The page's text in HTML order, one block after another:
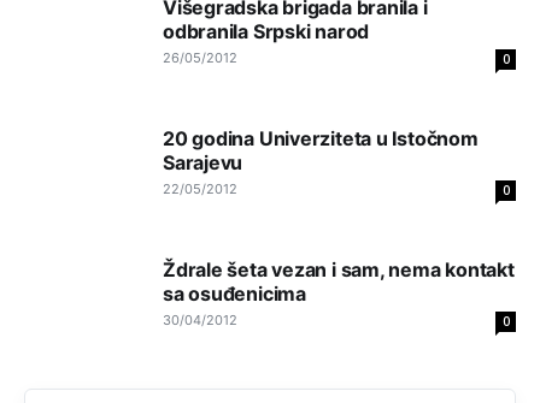
Višegradska brigada branila i
odbranila Srpski narod
26/05/2012 0
20 godina Univerziteta u Istočnom
Sarajevu
22/05/2012 0
Ždrale šeta vezan i sam, nema kontakt
sa osuđenicima
30/04/2012 0
Анонимно2818605 јуче 11:28
Анонимно2818605 јуче 11:30
nema pristup računaru bilo koje vrste (desktop, laptop ili
koristi internet, niti ima pristup računarima